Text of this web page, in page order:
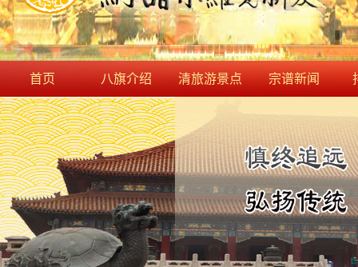
首页 八旗介绍 清旅游景点 宗谱新闻